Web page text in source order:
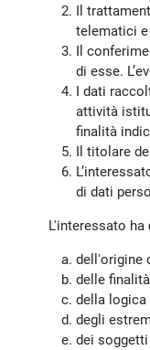
Il
telematici
Il
di esse.
I dati
attività
finalità
Il titolare
di dati
L'interessato ha
dell'origine
delle
della
degli
dei